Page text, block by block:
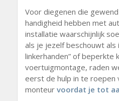
Voor diegenen die
handigheid hebben met
installatie waarschijnlijk
als je jezelf beschouwt als
linkerhanden” of beperkte
voertuigmontage, raden
eerst de hulp in te roepen
monteur voordat je tot